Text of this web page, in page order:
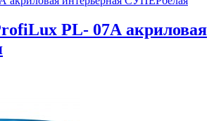
PL- 07А акриловая